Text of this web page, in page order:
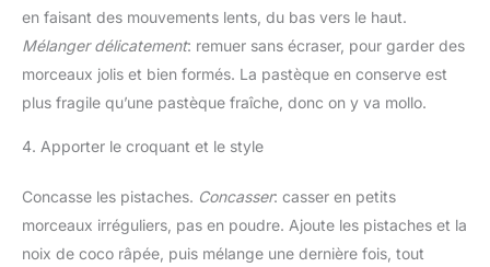
en faisant des mouvements lents, du bas vers le haut.
Mélanger délicatement: remuer sans écraser, pour garder des
morceaux jolis et bien formés. La pastèque en conserve est
plus fragile qu’une pastèque fraîche, donc on y va mollo.
4. Apporter le croquant et le style
Concasse les pistaches. Concasser: casser en petits
morceaux irréguliers, pas en poudre. Ajoute les pistaches et la
noix de coco râpée, puis mélange une dernière fois, tout